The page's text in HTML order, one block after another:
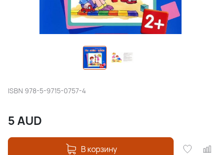
ISBN 978-5-9715-0757-4
5AUD
В корзину